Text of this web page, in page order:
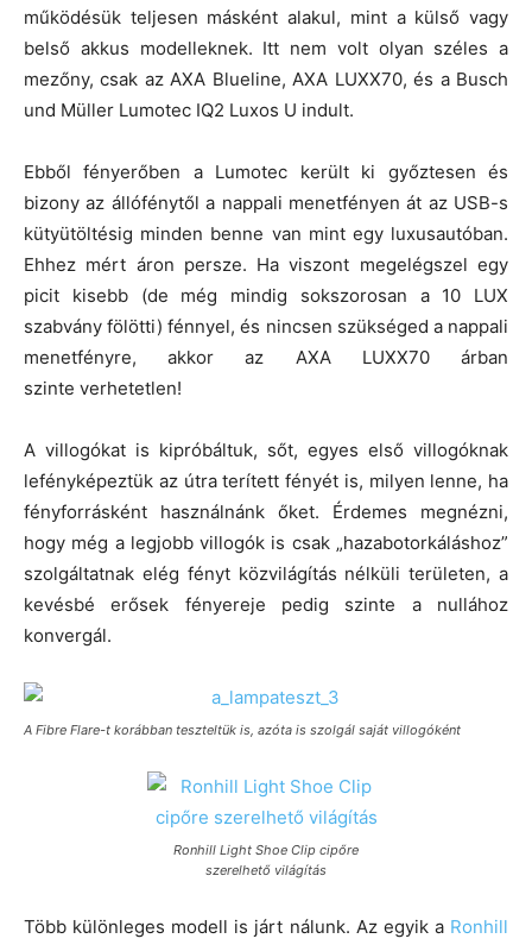
működésük teljesen másként alakul, mint a külső vagy
belső akkus modelleknek. Itt nem volt olyan széles a
mezőny, csak az AXA Blueline, AXA LUXX70, és a Busch
und Müller Lumotec IQ2 Luxos U indult.
Ebből fényerőben a Lumotec került ki győztesen és
bizony az állófénytől a nappali menetfényen át az USB-s
kütyütöltésig minden benne van mint egy luxusautóban.
Ehhez mért áron persze. Ha viszont megelégszel egy
picit kisebb (de még mindig sokszorosan a 10 LUX
szabvány fölötti) fénnyel, és nincsen szükséged a nappali
menetfényre, akkor az AXA LUXX70 árban
szinte verhetetlen!
A villogókat is kipróbáltuk, sőt, egyes első villogóknak
lefényképeztük az útra terített fényét is, milyen lenne, ha
fényforrásként használnánk őket. Érdemes megnézni,
hogy még a legjobb villogók is csak „hazabotorkáláshoz”
szolgáltatnak elég fényt közvilágítás nélküli területen, a
kevésbé erősek fényereje pedig szinte a nullához
konvergál.
A Fibre Flare-t korábban teszteltük is, azóta is szolgál saját villogóként
Ronhill Light Shoe Clip cipőre
szerelhető világítás
Több különleges modell is járt nálunk. Az egyik a Ronhill